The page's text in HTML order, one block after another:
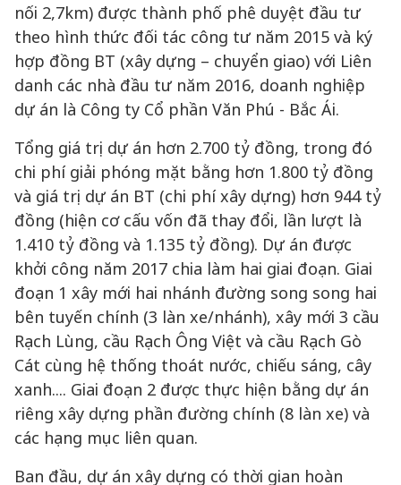
nối 2,7km) được thành phố phê duyệt đầu tư
theo hình thức đối tác công tư năm 2015 và ký
hợp đồng BT (xây dựng – chuyển giao) với Liên
danh các nhà đầu tư năm 2016, doanh nghiệp
dự án là Công ty Cổ phần Văn Phú - Bắc Ái.
Tổng giá trị dự án hơn 2.700 tỷ đồng, trong đó
chi phí giải phóng mặt bằng hơn 1.800 tỷ đồng
và giá trị dự án BT (chi phí xây dựng) hơn 944 tỷ
đồng (hiện cơ cấu vốn đã thay đổi, lần lượt là
1.410 tỷ đồng và 1.135 tỷ đồng). Dự án được
khởi công năm 2017 chia làm hai giai đoạn. Giai
đoạn 1 xây mới hai nhánh đường song song hai
bên tuyến chính (3 làn xe/nhánh), xây mới 3 cầu
Rạch Lùng, cầu Rạch Ông Việt và cầu Rạch Gò
Cát cùng hệ thống thoát nước, chiếu sáng, cây
xanh.... Giai đoạn 2 được thực hiện bằng dự án
riêng xây dựng phần đường chính (8 làn xe) và
các hạng mục liên quan.
Ban đầu, dự án xây dựng có thời gian hoàn